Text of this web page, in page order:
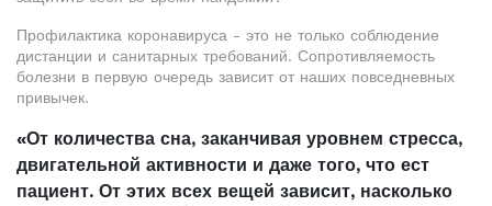
Профилактика коронавируса - это не только соблюдение
дистанции и санитарных требований. Сопротивляемость
болезни в первую очередь зависит от наших повседневных
привычек.
«От количества сна, заканчивая уровнем стресса,
двигательной активности и даже того, что ест
пациент. От этих всех вещей зависит, насколько